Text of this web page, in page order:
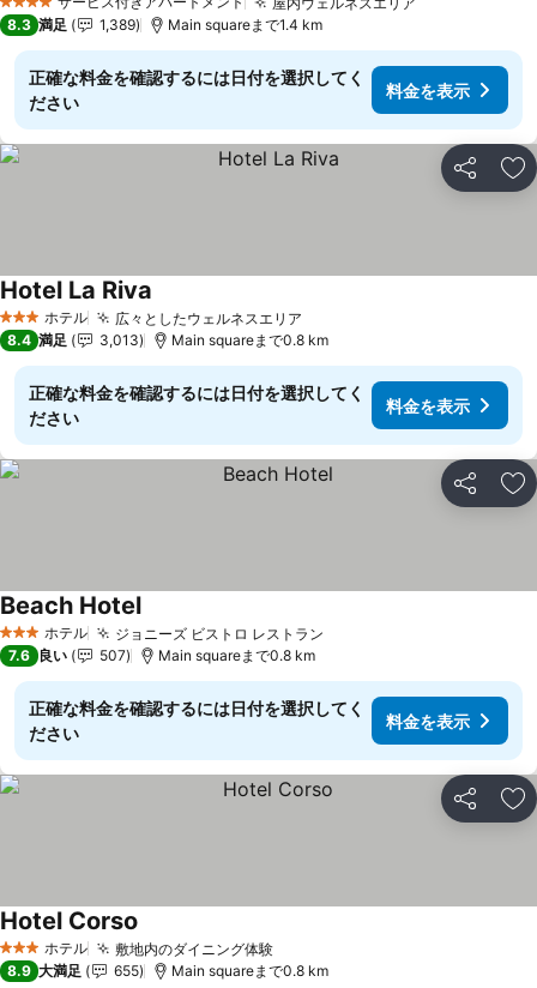
4 ホテルのランク
8.3 満足 1,389 Main squareまで1.4 km
正確な料金を確認するには日付を選択してく
ださい
料金を表示
シェア お
3 ホテルのランク
ホテル 広々としたウェルネスエリア
Hotel La Riva
8.4 満足 3,013 Main squareまで0.8 km
正確な料金を確認するには日付を選択してく
ださい
料金を表示
シェア お
3 ホテルのランク
ホテル ジョニーズ ビストロ レストラン
Beach Hotel
7.6 良い 507 Main squareまで0.8 km
正確な料金を確認するには日付を選択してく
ださい
料金を表示
シェア お
3 ホテルのランク
ホテル 敷地内のダイニング体験
Hotel Corso
8.9 大満足 655 Main squareまで0.8 km